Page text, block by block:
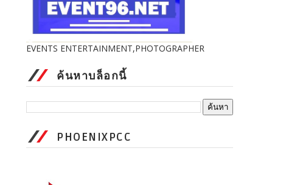
EVENTS ENTERTAINMENT,PHOTOGRAPHER
ค้นหาบล็อกนี้
PHOENIXPCC